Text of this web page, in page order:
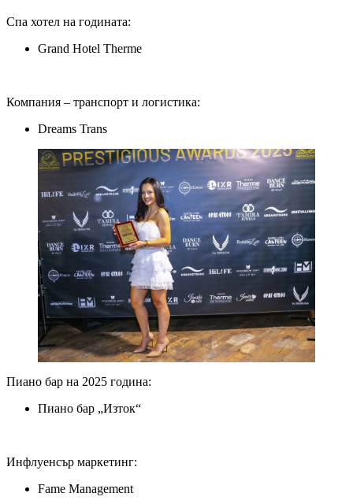
Спа хотел на годината:
Grand Hotel Therme
Компания – транспорт и логистика:
Dreams Trans
Пиано бар на 2025 година:
Пиано бар „Изток“
Инфлуенсър маркетинг:
Fame Management